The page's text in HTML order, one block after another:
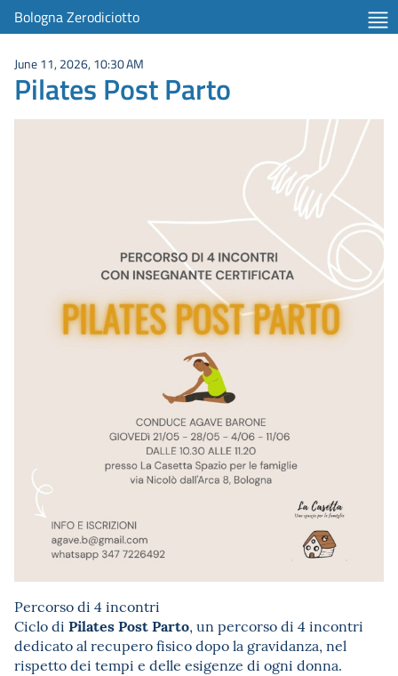
Bologna Zerodiciotto
June 11, 2026, 10:30 AM
Pilates Post Parto
Percorso di 4 incontri
Ciclo di Pilates Post Parto, un percorso di 4 incontri
dedicato al recupero fisico dopo la gravidanza, nel
rispetto dei tempi e delle esigenze di ogni donna.